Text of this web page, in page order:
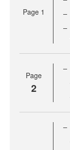
Page 1
Page
2